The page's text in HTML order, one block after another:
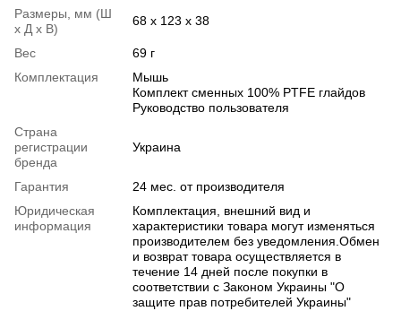
Размеры, мм (Ш
х Д х В)
68 х 123 х 38
Вес
69 г
Комплектация
Мышь
Комплект сменных 100% PTFE глайдов
Руководство пользователя
Страна
регистрации
бренда
Украина
Гарантия
24 мес. от производителя
Юридическая
информация
Комплектация, внешний вид и
характеристики товара могут изменяться
производителем без уведомления.Обмен
и возврат товара осуществляется в
течение 14 дней после покупки в
соответствии с Законом Украины "О
защите прав потребителей Украины"